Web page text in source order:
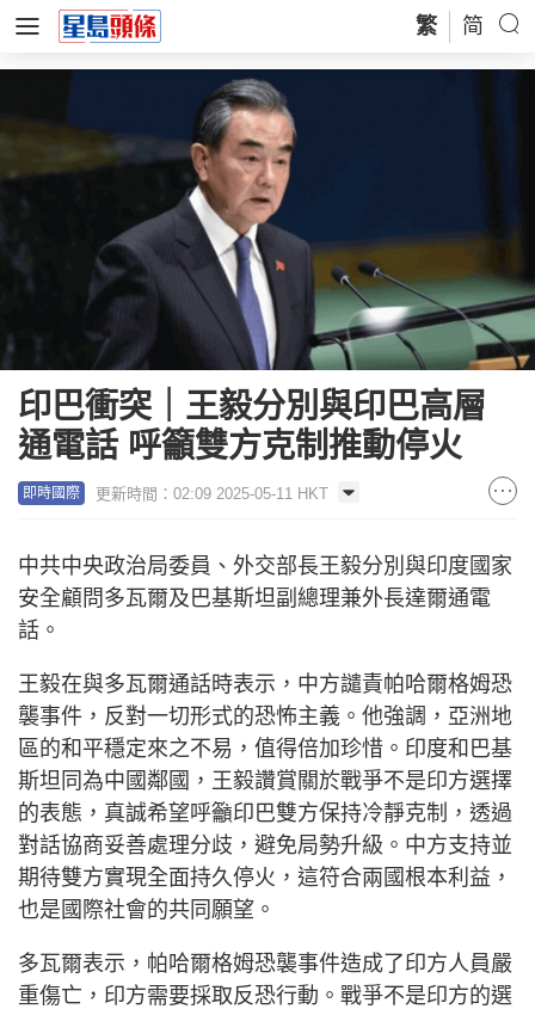
繁 简
印巴衝突｜王毅分別與印巴高層
通電話 呼籲雙方克制推動停火
即時國際 更新時間：02:09 2025-05-11 HKT
中共中央政治局委員、外交部長王毅分別與印度國家
安全顧問多瓦爾及巴基斯坦副總理兼外長達爾通電
話。
王毅在與多瓦爾通話時表示，中方譴責帕哈爾格姆恐
襲事件，反對一切形式的恐怖主義。他強調，亞洲地
區的和平穩定來之不易，值得倍加珍惜。印度和巴基
斯坦同為中國鄰國，王毅讚賞關於戰爭不是印方選擇
的表態，真誠希望呼籲印巴雙方保持冷靜克制，透過
對話協商妥善處理分歧，避免局勢升級。中方支持並
期待雙方實現全面持久停火，這符合兩國根本利益，
也是國際社會的共同願望。
多瓦爾表示，帕哈爾格姆恐襲事件造成了印方人員嚴
重傷亡，印方需要採取反恐行動。戰爭不是印方的選